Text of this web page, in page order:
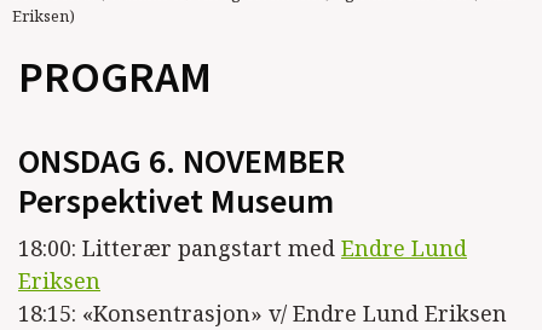
Eriksen)
PROGRAM
ONSDAG 6. NOVEMBER
Perspektivet Museum
18:00: Litterær pangstart med Endre Lund
Eriksen
18:15: «Konsentrasjon» v/ Endre Lund Eriksen